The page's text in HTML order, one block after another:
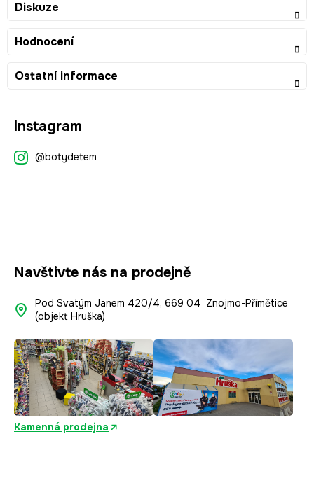
Diskuze
Hodnocení
Ostatní informace
Instagram
@botydetem
Navštivte nás na prodejně
Pod Svatým Janem 420/4, 669 04 Znojmo-Přímětice
(objekt Hruška)
Kamenná prodejna